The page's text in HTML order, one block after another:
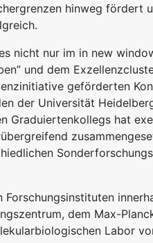
hinweg fördert
nicht nur im in new
und dem
geförderten
der Universität
Graduiertenkollegs hat
dem Max-
Labor